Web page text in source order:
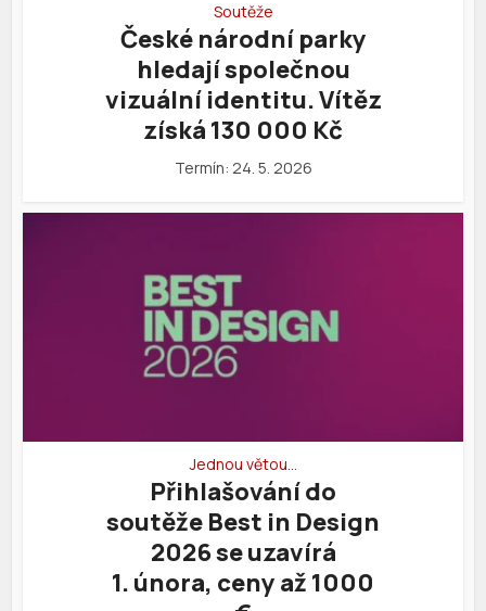
Soutěže
České národní parky
hledají společnou
vizuální identitu. Vítěz
získá 130 000 Kč
Termín: 24. 5. 2026
Jednou větou…
Přihlašování do
soutěže Best in Design
2026 se uzavírá
1. února, ceny až 1000